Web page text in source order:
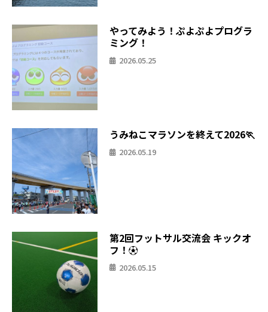
やってみよう！ぷよぷよプログラ
ミング！
2026.05.25
うみねこマラソンを終えて2026🏃
2026.05.19
第2回フットサル交流会 キックオ
フ！⚽
2026.05.15